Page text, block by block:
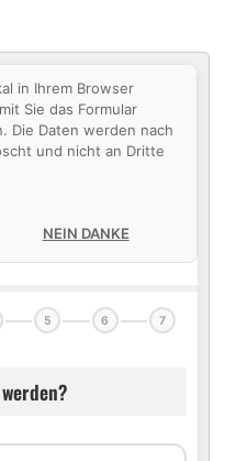
in Ihrem Browser
Sie das Formular
Die Daten werden nach
und nicht an Dritte
NEIN DANKE
5 6 7